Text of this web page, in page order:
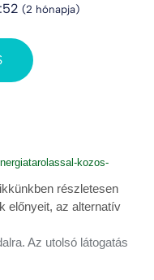
(2 hónapja)
kozos-
részletesen
előnyeit, az alternatív
Az utolsó látogatás